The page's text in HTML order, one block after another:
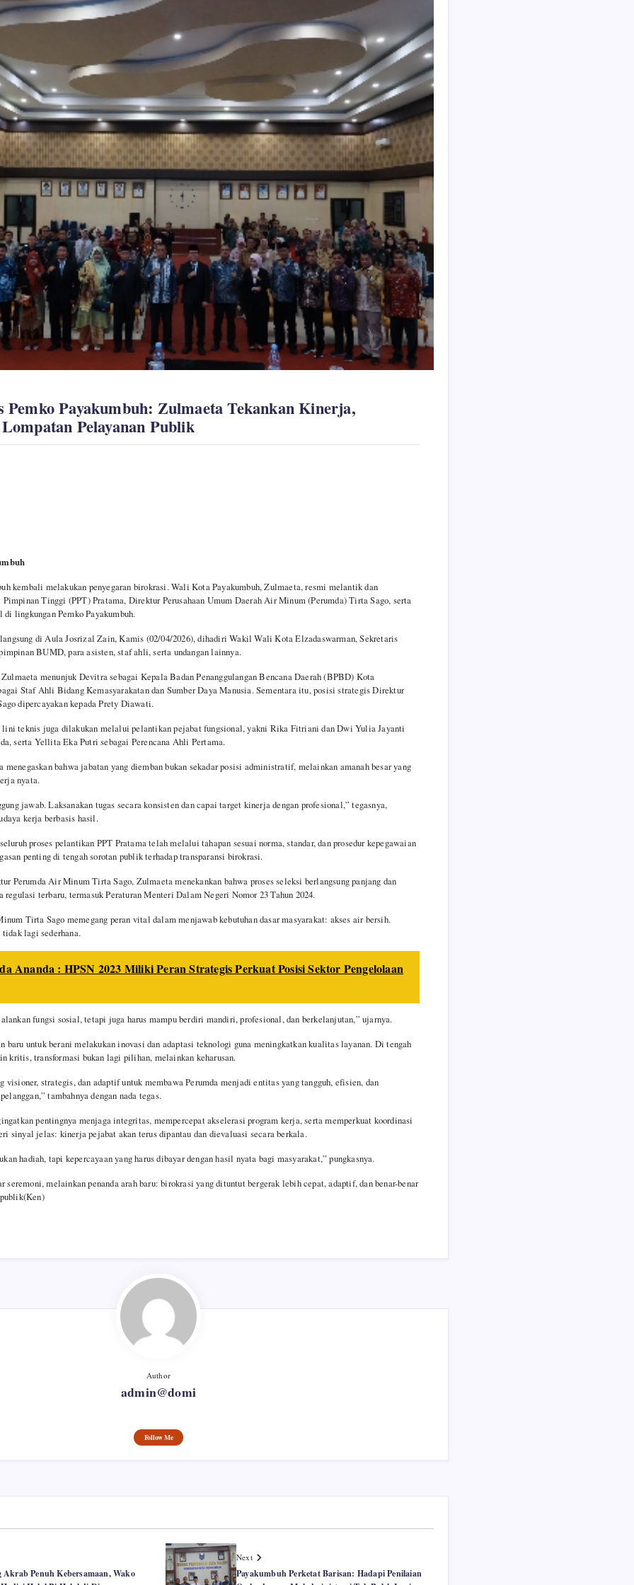
Pemko Payakumbuh: Zulmaeta Tekankan Kinerja,
Pelayanan Publik
kembali melakukan penyegaran birokrasi. Wali Kota Payakumbuh, Zulmaeta, resmi melantik dan
Pimpinan Tinggi (PPT) Pratama, Direktur Perusahaan Umum Daerah Air Minum (Perumda) Tirta Sago, serta
lingkungan Pemko Payakumbuh.
di Aula Josrizal Zain, Kamis (02/04/2026), dihadiri Wakil Wali Kota Elzadaswarman, Sekretaris
BUMD, para asisten, staf ahli, serta undangan lainnya.
menunjuk Devitra sebagai Kepala Badan Penanggulangan Bencana Daerah (BPBD) Kota
Staf Ahli Bidang Kemasyarakatan dan Sumber Daya Manusia. Sementara itu, posisi strategis Direktur
dipercayakan kepada Prety Diawati.
lini teknis juga dilakukan melalui pelantikan pejabat fungsional, yakni Rika Fitriani dan Dwi Yulia Jayanti
serta Yellita Eka Putri sebagai Perencana Ahli Pertama.
menegaskan bahwa jabatan yang diemban bukan sekadar posisi administratif, melainkan amanah besar yang
nyata.
jawab. Laksanakan tugas secara konsisten dan capai target kinerja dengan profesional,” tegasnya,
kerja berbasis hasil.
proses pelantikan PPT Pratama telah melalui tahapan sesuai norma, standar, dan prosedur kepegawaian
penting di tengah sorotan publik terhadap transparansi birokrasi.
Perumda Air Minum Tirta Sago, Zulmaeta menekankan bahwa proses seleksi berlangsung panjang dan
regulasi terbaru, termasuk Peraturan Menteri Dalam Negeri Nomor 23 Tahun 2024.
Tirta Sago memegang peran vital dalam menjawab kebutuhan dasar masyarakat: akses air bersih.
tidak lagi sederhana.
Ananda : HPSN 2023 Miliki Peran Strategis Perkuat Posisi Sektor Pengelolaan
fungsi sosial, tetapi juga harus mampu berdiri mandiri, profesional, dan berkelanjutan,” ujarnya.
baru untuk berani melakukan inovasi dan adaptasi teknologi guna meningkatkan kualitas layanan. Di tengah
kritis, transformasi bukan lagi pilihan, melainkan keharusan.
visioner, strategis, dan adaptif untuk membawa Perumda menjadi entitas yang tangguh, efisien, dan
tambahnya dengan nada tegas.
pentingnya menjaga integritas, mempercepat akselerasi program kerja, serta memperkuat koordinasi
sinyal jelas: kinerja pejabat akan terus dipantau dan dievaluasi secara berkala.
hadiah, tapi kepercayaan yang harus dibayar dengan hasil nyata bagi masyarakat,” pungkasnya.
seremoni, melainkan penanda arah baru: birokrasi yang dituntut bergerak lebih cepat, adaptif, dan benar-benar
Author
admin@domi
Follow Me
Akrab Penuh Kebersamaan, Wako
Next
Payakumbuh Perketat Barisan: Hadapi Penilaian